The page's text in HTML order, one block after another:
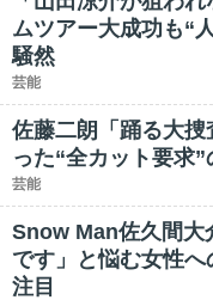
ムツアー大成功も“
騒然
芸能
佐藤二朗「踊る大
った“全カット要求”
芸能
Snow Man佐久間
です」と悩む女性
注目